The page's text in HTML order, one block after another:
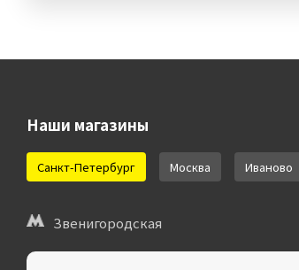
Наши магазины
Санкт-Петербург Москва Иваново
Звенигородская